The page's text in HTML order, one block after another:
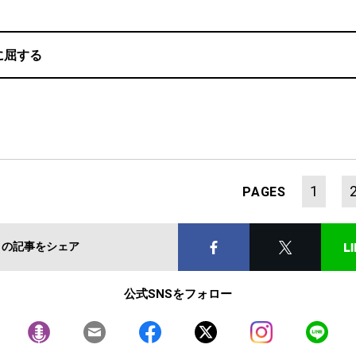
屈する
PAGES 1 2
記事をシェア
公式SNSをフォロー